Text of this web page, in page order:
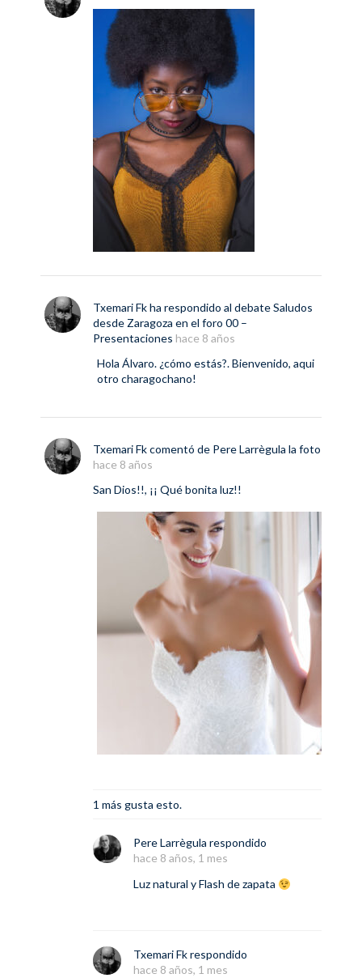
Txemari Fkha respondido al debateSaludos
desde Zaragoza en el foro 00 –
Presentaciones hace 8 años
Hola Álvaro. ¿cómo estás?. Bienvenido, aqui
otro charagochano!
Txemari Fkcomentó de Pere Larrègula la foto
hace 8 años
San Dios!!, ¡¡ Qué bonita luz!!
1 más gusta esto.
Pere Larrègula respondido
hace 8 años, 1 mes
Luz natural y Flash de zapata
Txemari Fkrespondido
hace 8 años, 1 mes